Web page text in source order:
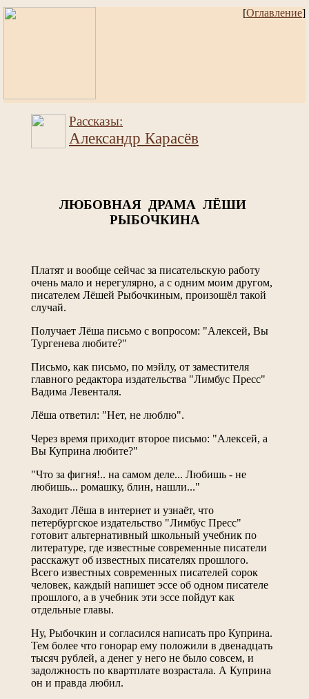
[Оглавление]
Рассказы:
Александр Карасёв
ЛЮБОВНАЯ ДРАМА ЛЁШИ
РЫБОЧКИНА
Платят и вообще сейчас за писательскую работу
очень мало и нерегулярно, а с одним моим другом,
писателем Лёшей Рыбочкиным, произошёл такой
случай.
Получает Лёша письмо с вопросом: "Алексей, Вы
Тургенева любите?"
Письмо, как письмо, по мэйлу, от заместителя
главного редактора издательства "Лимбус Пресс"
Вадима Левенталя.
Лёша ответил: "Нет, не люблю".
Через время приходит второе письмо: "Алексей, а
Вы Куприна любите?"
"Что за фигня!.. на самом деле... Любишь - не
любишь... ромашку, блин, нашли..."
Заходит Лёша в интернет и узнаёт, что
петербургское издательство "Лимбус Пресс"
готовит альтернативный школьный учебник по
литературе, где известные современные писатели
расскажут об известных писателях прошлого.
Всего известных современных писателей сорок
человек, каждый напишет эссе об одном писателе
прошлого, а в учебник эти эссе пойдут как
отдельные главы.
Ну, Рыбочкин и согласился написать про Куприна.
Тем более что гонорар ему положили в двенадцать
тысяч рублей, а денег у него не было совсем, и
задолжность по квартплате возрастала. А Куприна
он и правда любил.